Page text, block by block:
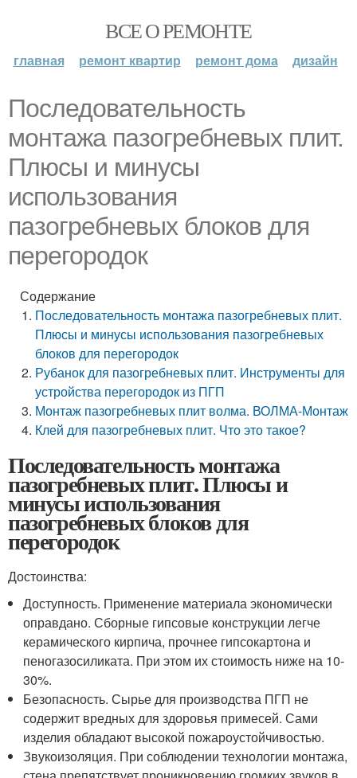
ВСЕ О РЕМОНТЕ
главная ремонт квартир ремонт дома дизайн
Последовательность
монтажа пазогребневых плит.
Плюсы и минусы
использования
пазогребневых блоков для
перегородок
Содержание
Последовательность монтажа пазогребневых плит.
Плюсы и минусы использования пазогребневых
блоков для перегородок
Рубанок для пазогребневых плит. Инструменты для
устройства перегородок из ПГП
Монтаж пазогребневых плит волма. ВОЛМА-Монтаж
Клей для пазогребневых плит. Что это такое?
Последовательность монтажа
пазогребневых плит. Плюсы и
минусы использования
пазогребневых блоков для
перегородок
Достоинства:
Доступность. Применение материала экономически
оправдано. Сборные гипсовые конструкции легче
керамического кирпича, прочнее гипсокартона и
пеногазосиликата. При этом их стоимость ниже на 10-
30%.
Безопасность. Сырье для производства ПГП не
содержит вредных для здоровья примесей. Сами
изделия обладают высокой пожароустойчивостью.
Звукоизоляция. При соблюдении технологии монтажа,